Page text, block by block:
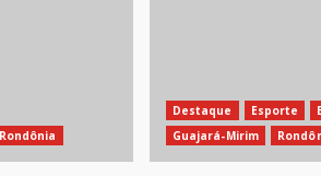
Rondônia
Destaque Esporte
Guajará-Mirim